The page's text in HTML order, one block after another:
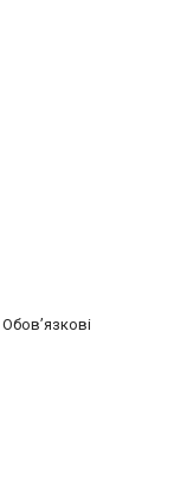
Обов’язкові